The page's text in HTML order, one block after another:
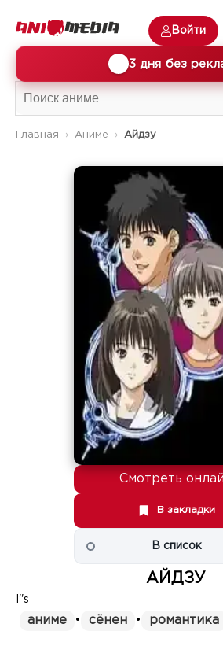
3 дня без
Войти
Главная Аниме Айдзу
Смотреть
В закладки
В список
АЙДЗУ
I''s
аниме • сёнен • романтика